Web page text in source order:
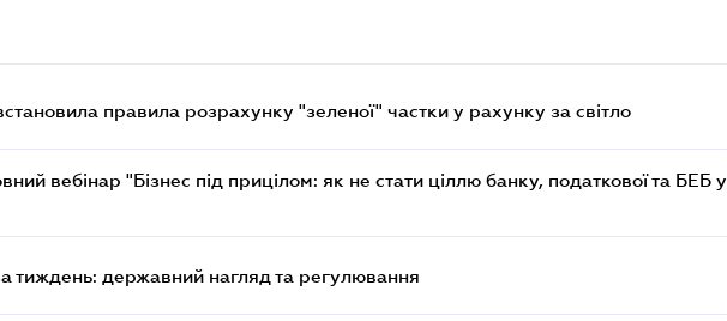
правила розрахунку "зеленої" частки у рахунку за світло
вебінар "Бізнес під прицілом: як не стати ціллю банку, податкової та БЕБ у
тиждень: державний нагляд та регулювання